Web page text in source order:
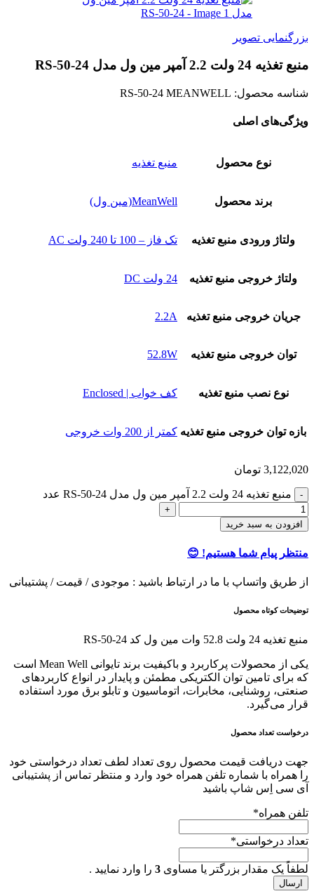
بزرگنمایی تصویر
منبع تغذیه 24 ولت 2.2 آمپر مین ول مدل RS-50-24
شناسه محصول: RS-50-24 MEANWELL
ویژگی‌های اصلی
نوع محصول منبع تغذیه
برند محصول MeanWell(مین ول)
ولتاژ ورودی منبع تغذیه تک فاز – 100 تا 240 ولت AC
ولتاژ خروجی منبع تغذیه 24 ولت DC
جریان خروجی منبع تغذیه 2.2A
توان خروجی منبع تغذیه 52.8W
نوع نصب منبع تغذیه کف خواب | Enclosed
بازه توان خروجی منبع تغذیه کمتر از 200 وات خروجی
3,122,020 تومان
منبع تغذیه 24 ولت 2.2 آمپر مین ول مدل RS-50-24 عدد
افزودن به سبد خرید
منتظر پیام شما هستیم! 😊
از طریق واتساپ با ما در ارتباط باشید : موجودی / قیمت / پشتیبانی
توضیحات کوتاه محصول
منبع تغذیه 24 ولت 52.8 وات مین ول کد RS-50-24
یکی از محصولات پرکاربرد و باکیفیت برند تایوانی Mean Well است
که برای تامین توان الکتریکی مطمئن و پایدار در انواع کاربردهای
صنعتی، روشنایی، مخابرات، اتوماسیون و تابلو برق مورد استفاده
قرار می‌گیرد.
درخواست تعداد محصول
جهت دریافت قیمت محصول روی تعداد لطف تعداد درخواستی خود
را همراه با شماره تلفن همراه خود وارد و منتظر تماس از پشتیبانی
آی سی اِس شاپ باشید
تلفن همراه*
تعداد درخواستی*
لطفاً یک مقدار بزرگتر یا مساوی 3 را وارد نمایید .